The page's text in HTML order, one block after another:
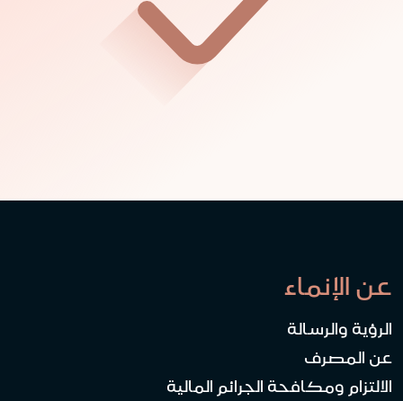
عن الإنماء
الرؤية والرسالة
عن المصرف
الالتزام ومكافحة الجرائم المالية